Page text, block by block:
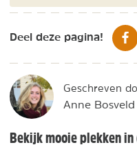
Deel deze pagina!
Geschreven
Anne Bosveld
Bekijk mooie plekken